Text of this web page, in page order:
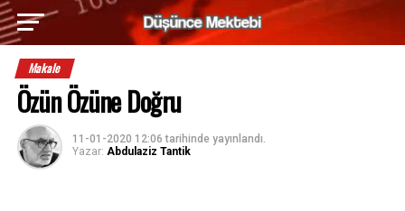
Makale
Özün Özüne Doğru
11-01-2020 12:06 tarihinde yayınlandı.
Yazar: Abdulaziz Tantik